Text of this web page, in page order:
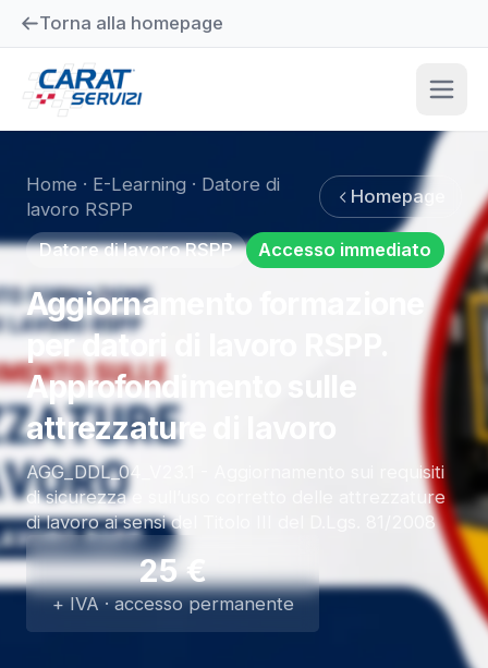
Torna alla homepage
Home · E-Learning · Datore di
lavoro RSPP
Homepage
Datore di lavoro RSPP Accesso immediato
Aggiornamento formazione
per datori di lavoro RSPP.
Approfondimento sulle
attrezzature di lavoro
AGG_DDL_04_V23.1 - Aggiornamento sui requisiti
di sicurezza e sull’uso corretto delle attrezzature
di lavoro ai sensi del Titolo III del D.Lgs. 81/2008
25€
+ IVA · accesso permanente